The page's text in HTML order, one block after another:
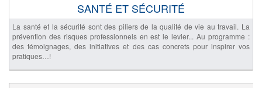
SANTÉ ET SÉCURITÉ
La santé et la sécurité sont des piliers de la qualité de vie au travail. La
prévention des risques professionnels en est le levier... Au programme :
des témoignages, des initiatives et des cas concrets pour inspirer vos
pratiques…!